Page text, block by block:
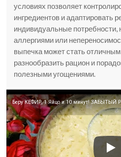
условиях позволяет
ингредиентов и адаптировать
индивидуальные
аллергиями или
выпечка может стать
разнообразить рацион и
полезными угощениями.